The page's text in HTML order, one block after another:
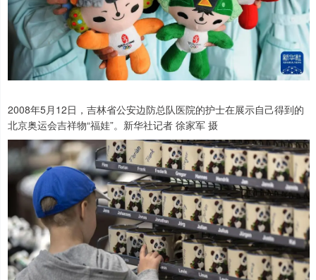
2008年5月12日，吉林省公安边防总队医院的护士在展示自己得到的
北京奥运会吉祥物“福娃”。新华社记者 徐家军 摄